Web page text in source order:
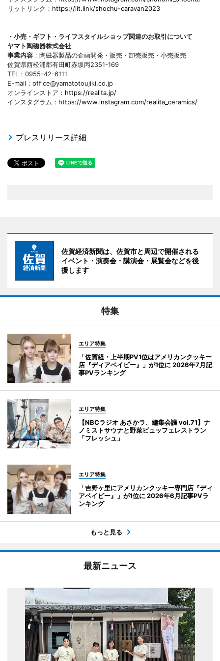
リットリンク： https://lit.link/shochu-caravan2023
・小売・ギフト・ライフスタイルショップ関連のお取引について
ヤマト陶磁器株式会社
事業内容 ：陶磁器製品の企画開発・販売・卸売販売・小売販売
佐賀県西松浦郡有田町赤坂丙2351-169
TEL：0955-42-6111
E-mail：office@yamatotoujiki.co.jp
オンラインストア： https://realita.jp/
インスタグラム： https://www.instagram.com/realita_ceramics/
プレスリリース詳細
佐賀経済新聞は、佐賀市と周辺で開催される
イベント・演奏会・講演会・展覧会などを後
援します
特集
エリア特集
「佐賀経・上半期PV1位はアメリカンクッキー
店『ディアベイビー』」が1位に 2026年7月記
事PVランキング
エリア特集
【NBCラジオ あさかラ、編集会議 vol.71】ナ
ノミストサウナと野菜ビュッフェレストラン
「フレッシュ」
エリア特集
「吉野ヶ里にアメリカンクッキー専門店『ディ
アベイビー』」が1位に 2026年6月記事PVラ
ンキング
もっと見る
最新ニュース